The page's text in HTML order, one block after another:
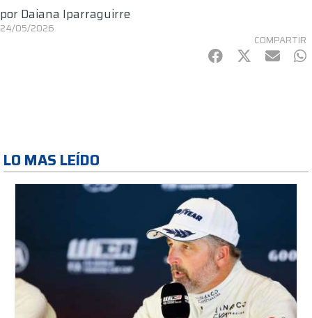
por Daiana Iparraguirre
24/05/2026
COMPARTIR
Facebook
Twitter
mail
LO MAS LEÍDO